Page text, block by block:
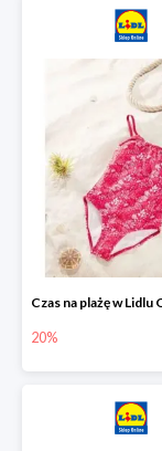
20%